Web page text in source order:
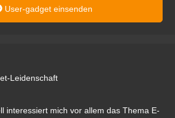
User-gadget einsenden
Leidenschaft
interessiert mich vor allem das Thema E-